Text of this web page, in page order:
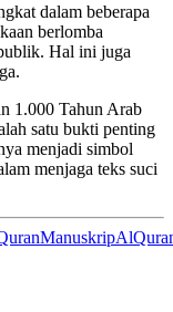
dalam beberapa
berlomba
Hal ini juga
1.000 Tahun Arab
satu bukti penting
menjadi simbol
menjaga teks suci